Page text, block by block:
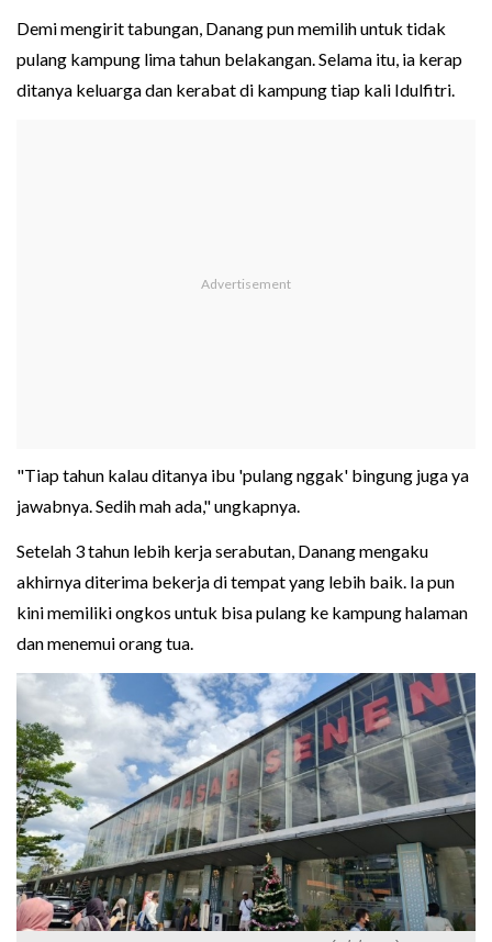
Demi mengirit tabungan, Danang pun memilih untuk tidak
pulang kampung lima tahun belakangan. Selama itu, ia kerap
ditanya keluarga dan kerabat di kampung tiap kali Idulfitri.
"Tiap tahun kalau ditanya ibu 'pulang nggak' bingung juga ya
jawabnya. Sedih mah ada," ungkapnya.
Setelah 3 tahun lebih kerja serabutan, Danang mengaku
akhirnya diterima bekerja di tempat yang lebih baik. Ia pun
kini memiliki ongkos untuk bisa pulang ke kampung halaman
dan menemui orang tua.